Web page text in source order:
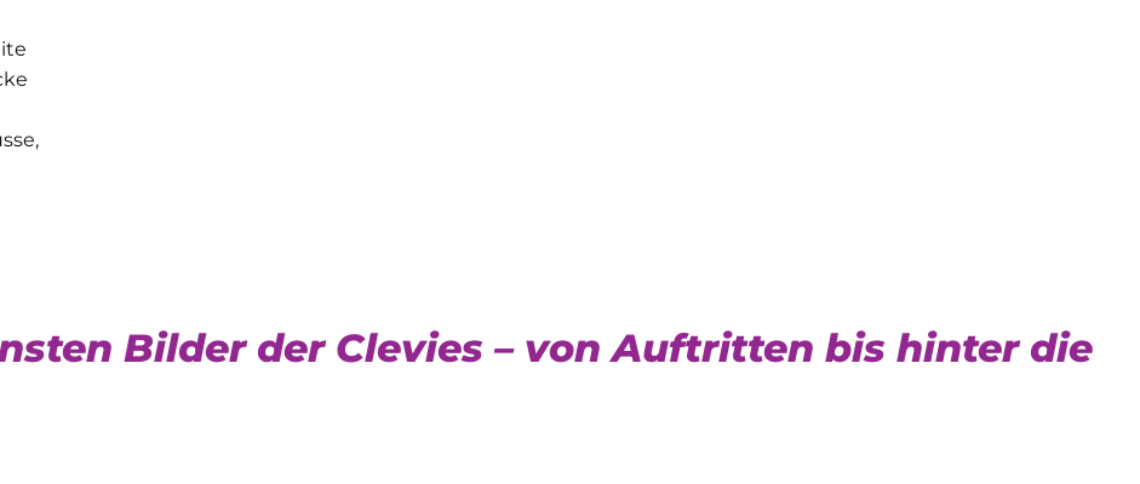
Bilder der Clevies – von Auftritten bis hinter die